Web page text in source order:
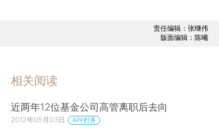
责任编辑：张继伟
版面编辑：陈曦
相关阅读
近两年12位基金公司高管离职后去向
2012年05月03日 APP打开